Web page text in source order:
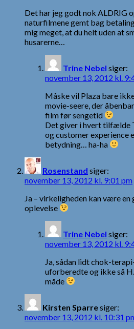
Det har jeg godt nok ALDRIG
naturfilmene gemt bag
mig meget, at du helt uden at
husarerne…
Trine Nebel siger:
november 13, 2012 kl.
Måske vil Plaza bare
movie-seere, der
film før sengetid
Det giver i hvert tilfælde
og customer experience
betydning… ha-ha
Rosenstand siger:
november 13, 2012 kl. 9:01 pm
Ja – virkeligheden kan være
oplevelse
Trine Nebel siger:
november 13, 2012 kl.
Ja, sådan lidt chok-
uforberedte og ikke så
måde
Kirsten Sparresiger:
november 13, 2012 kl. 10:31